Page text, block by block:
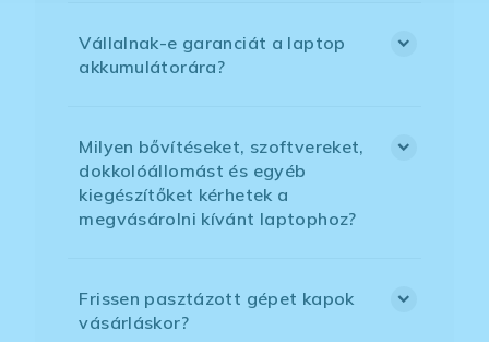
Vállalnak-e garanciát a laptop
akkumulátorára?
Milyen bővítéseket, szoftvereket,
dokkolóállomást és egyéb
kiegészítőket kérhetek a
megvásárolni kívánt laptophoz?
Frissen pasztázott gépet kapok
vásárláskor?